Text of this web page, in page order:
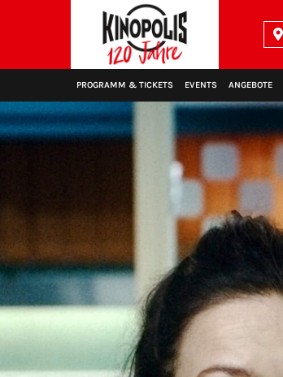
PROGRAMM & TICKETS EVENTS ANGEBOTE